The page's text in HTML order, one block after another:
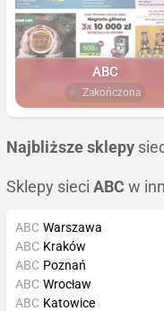
ABC
Zakończona
Najbliższe sklepy
Sklepy sieci ABC w
ABC Warszawa
ABC Kraków
ABC Poznań
ABC Wrocław
ABC Katowice